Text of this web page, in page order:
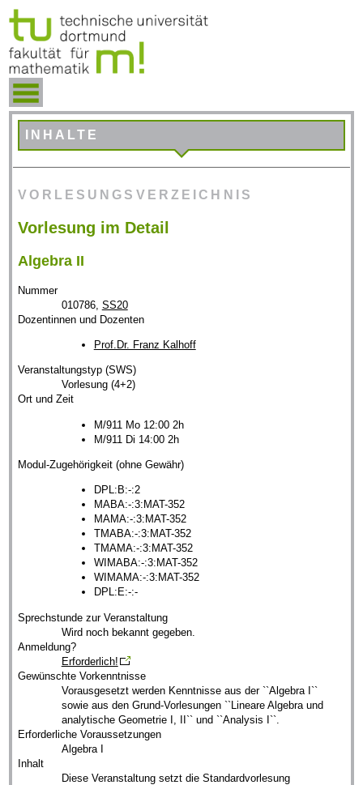
INHALTE
VORLESUNGSVERZEICHNIS
Vorlesung im Detail
Algebra II
Nummer
010786, SS20
Dozentinnen und Dozenten
Prof.Dr. Franz Kalhoff
Veranstaltungstyp (SWS)
Vorlesung (4+2)
Ort und Zeit
M/911 Mo 12:00 2h
M/911 Di 14:00 2h
Modul-Zugehörigkeit (ohne Gewähr)
DPL:B:-:2
MABA:-:3:MAT-352
MAMA:-:3:MAT-352
TMABA:-:3:MAT-352
TMAMA:-:3:MAT-352
WIMABA:-:3:MAT-352
WIMAMA:-:3:MAT-352
DPL:E:-:-
Sprechstunde zur Veranstaltung
Wird noch bekannt gegeben.
Anmeldung?
Erforderlich!
Gewünschte Vorkenntnisse
Vorausgesetzt werden Kenntnisse aus der ``Algebra I``
sowie aus den Grund-Vorlesungen ``Lineare Algebra und
analytische Geometrie I, II`` und ``Analysis I``.
Erforderliche Voraussetzungen
Algebra I
Inhalt
Diese Veranstaltung setzt die Standardvorlesung